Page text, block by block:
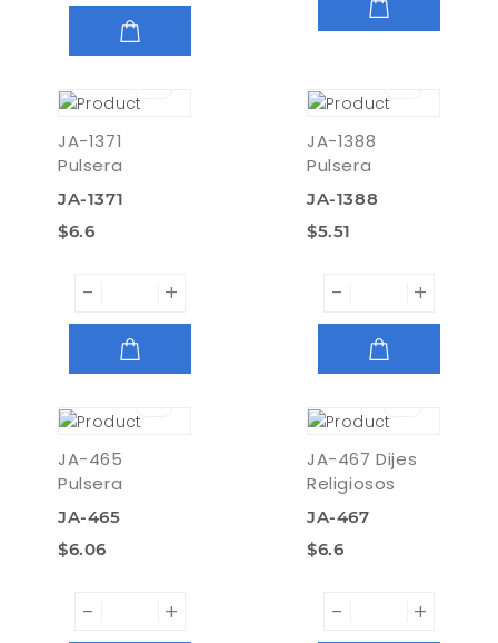
JA-1371
Pulsera
JA-1371
$6.6
- +
JA-1388
Pulsera
JA-1388
$5.51
- +
JA-465
Pulsera
JA-465
$6.06
- +
JA-467 Dijes
Religiosos
JA-467
$6.6
- +